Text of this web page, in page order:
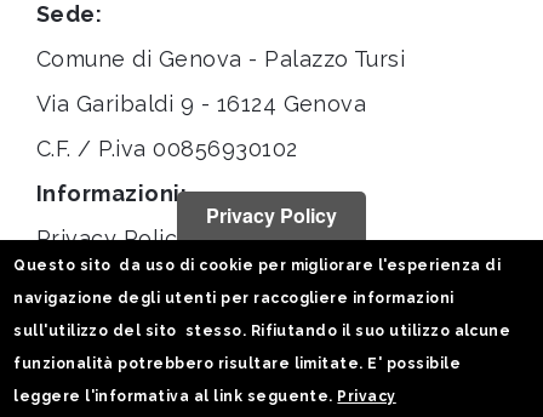
Sede:
Comune di Genova - Palazzo Tursi
Via Garibaldi 9 - 16124 Genova
C.F. / P.iva 00856930102
Informazioni:
Privacy Policy
Statistiche
Seguici su:
Privacy Policy
Questo sito da uso di cookie per migliorare l'esperienza di
navigazione degli utenti per raccogliere informazioni
sull'utilizzo del sito stesso. Rifiutando il suo utilizzo alcune
funzionalità potrebbero risultare limitate. E' possibile
leggere l'informativa al link seguente. Privacy